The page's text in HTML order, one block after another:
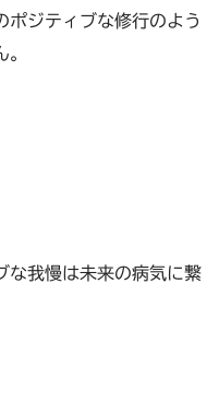
ポジティブな修行のよう
な我慢は未来の病気に繋